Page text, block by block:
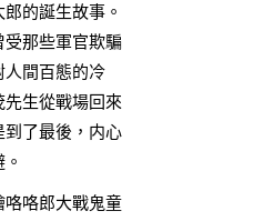
的誕生故事。
受那些軍官欺騙
人間百態的冷
生從戰場回來
了最後，内心
咯郎大戰鬼童